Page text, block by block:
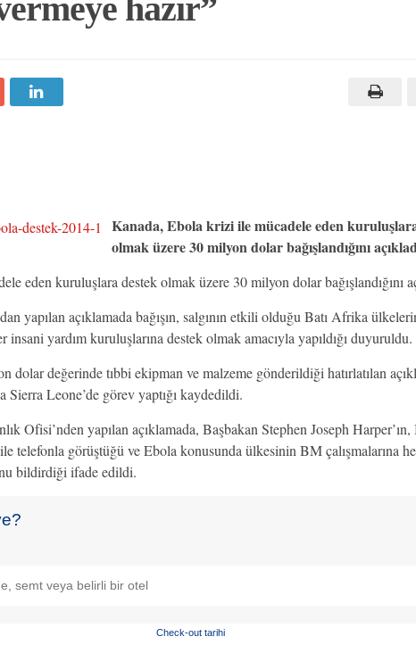
hazır”
Kanada, Ebola krizi ile mücadele eden
olmak üzere 30 milyon dolar bağışlandığını
eden kuruluşlara destek olmak üzere 30 milyon dolar bağışlandığını
yapılan açıklamada bağışın, salgının etkili olduğu Batı Afrika
yardım kuruluşlarına destek olmak amacıyla yapıldığı duyuruldu.
dolar değerinde tıbbi ekipman ve malzeme gönderildiği hatırlatılan
Sierra Leone’de görev yaptığı kaydedildi.
Ofisi’nden yapılan açıklamada, Başbakan Stephen Joseph
telefonla görüştüğü ve Ebola konusunda ülkesinin BM çalışmalarına
bildirdiği ifade edildi.
Check-out tarihi